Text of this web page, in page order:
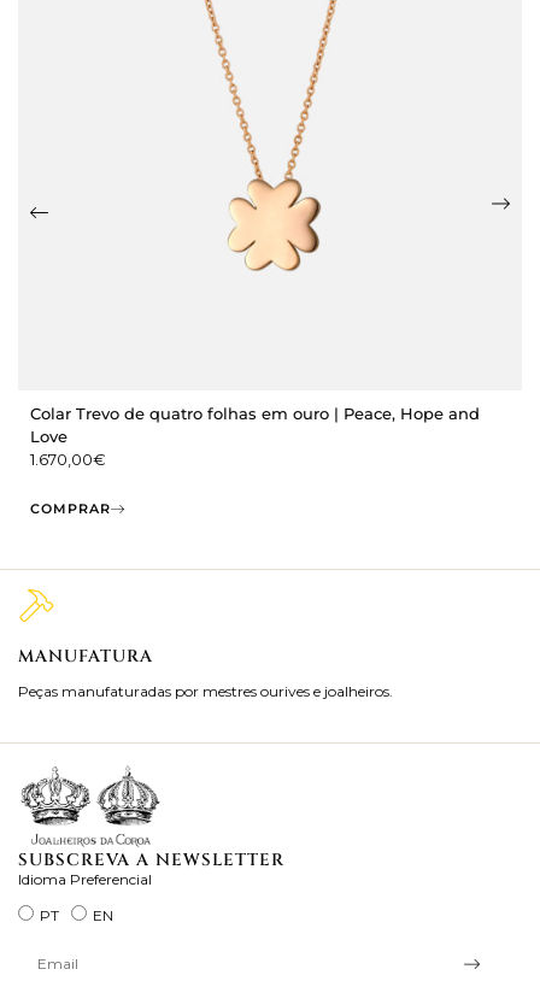
Colar Trevo de quatro folhas em ouro | Peace, Hope and
Love
1.670,00€
COMPRAR
MANUFATURA
Peças manufaturadas por mestres ourives e joalheiros.
SUBSCREVA A NEWSLETTER
Idioma Preferencial
PT
EN